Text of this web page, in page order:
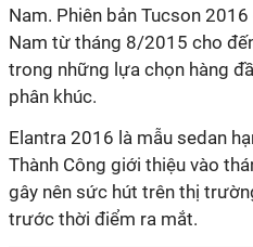
Nam. Phiên bản Tucson
Nam từ tháng 8/2015 cho
trong những lựa chọn hàng
phân khúc.
Elantra 2016 là mẫu sedan
Thành Công giới thiệu vào
gây nên sức hút trên thị
trước thời điểm ra mắt.